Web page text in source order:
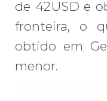
de 42USD e
fronteira, o
obtido em
menor.